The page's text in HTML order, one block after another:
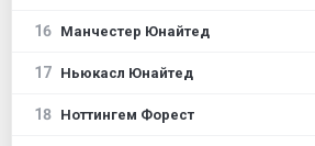
16 Манчестер Юнайтед
17 Ньюкасл Юнайтед
18 Ноттингем Форест